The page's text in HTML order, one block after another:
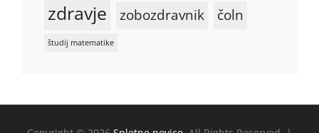
zdravje zobozdravnik čoln
študij matematike